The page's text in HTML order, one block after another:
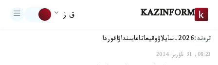
KAZINFORM ق ز
ترەند:2026-سايلاۋ وقيعاتاعايىنداۋاقوردا
08:23, 31 ناۋرىز 2014